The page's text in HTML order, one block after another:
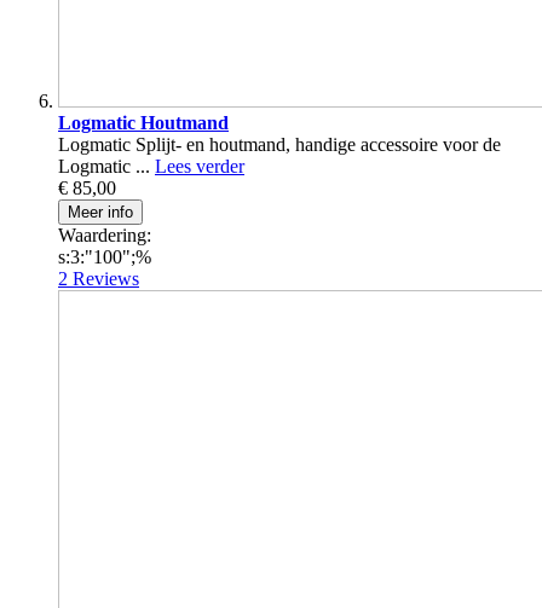
Logmatic Houtmand
Logmatic Splijt- en houtmand, handige accessoire voor de
Logmatic ... Lees verder
€ 85,00
Meer info
Waardering:
s:3:"100";%
2 Reviews